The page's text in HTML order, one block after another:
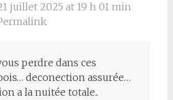
juillet 2025 at 19 h 01 min
perdre dans ces
deconection assurée…
a la nuitée totale..